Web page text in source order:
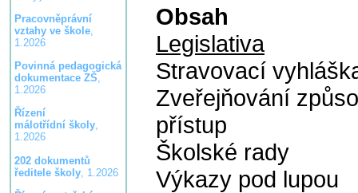
Pracovněprávní
vztahy ve škole,
1.2026
Povinná pedagogická
dokumentace ZŠ,
1.2026
Řízení
málotřídní školy,
1.2026
202 dokumentů
ředitele školy, 1.2026
Obsah
Legislativa
Stravovací
Zveřejňování
přístup
Školské rady
Výkazy pod lupou